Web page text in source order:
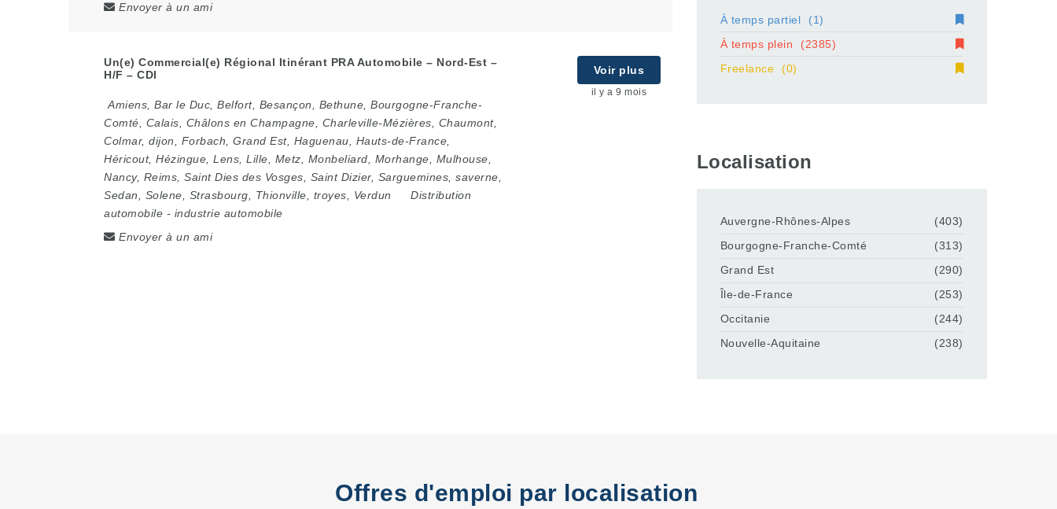
Envoyer à un ami
Un(e) Commercial(e) Régional Itinérant PRA Automobile – Nord-Est –
H/F – CDI
Amiens Bar le Duc Belfort, Besançon Bethune Bourgogne-Franche-
Comté
Calais Châlons en Champagne Charleville-Mézières Chaumont,
Colmar, dijon Forbach Grand Est, Haguenau Hauts-de-France
Héricout, Hézingue Lens Lille Metz Monbeliard Morhange Mulhouse
Nancy, Reims Saint Dies des Vosges Saint Dizier, Sarguemines saverne
Sedan
Solene Strasbourg Thionville troyes Verdun
Distribution
automobile - industrie automobile
Envoyer à un ami
Voir plus
il y a 9 mois
À temps partiel
(1)
À temps plein
(2385)
Freelance
(0)
Localisation
Auvergne-Rhônes-Alpes
(403)
Bourgogne-Franche-Comté
(313)
Grand Est
(290)
Île-de-France
(253)
Occitanie
(244)
Nouvelle-Aquitaine
(238)
Offres d'emploi par localisation